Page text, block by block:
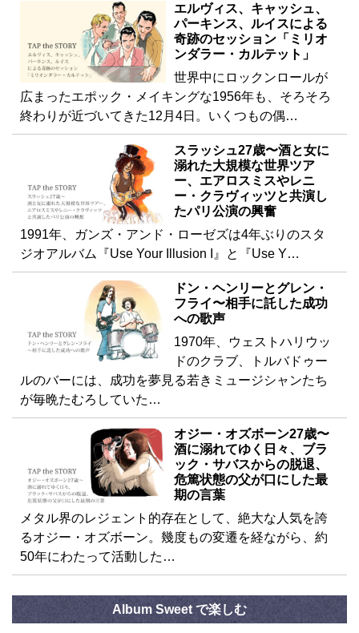
エルヴィス、キャッシュ、
パーキンス、ルイスによる
奇跡のセッション「ミリオ
ンダラー・カルテット」
世界中にロックンロールが
広まったエポック・メイキングな1956年も、そろそろ
終わりが近づいてきた12月4日。いくつもの偶…
スラッシュ27歳〜酒と女に
溺れた大規模な世界ツア
ー、エアロスミスやレニ
ー・クラヴィッツと共演し
たパリ公演の興奮
1991年、ガンズ・アンド・ローゼズは4年ぶりのスタ
ジオアルバム『Use Your Illusion I』と『Use Y…
ドン・ヘンリーとグレン・
フライ〜相手に託した成功
への歌声
1970年、ウェストハリウッ
ドのクラブ、トルバドゥー
ルのバーには、成功を夢見る若きミュージシャンたち
が毎晩たむろしていた…
オジー・オズボーン27歳〜
酒に溺れてゆく日々、ブラ
ック・サバスからの脱退、
危篤状態の父が口にした最
期の言葉
メタル界のレジェント的存在として、絶大な人気を誇
るオジー・オズボーン。幾度もの変遷を経ながら、約
50年にわたって活動した…
Album Sweet で楽しむ